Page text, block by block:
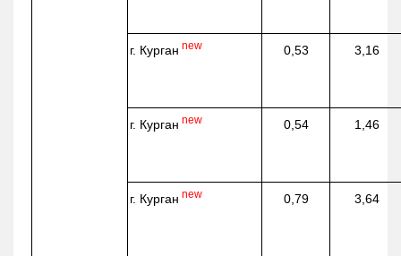
г. Курган new 0,53 3,16
г. Курган new 0,54 1,46
г. Курган new 0,79 3,64